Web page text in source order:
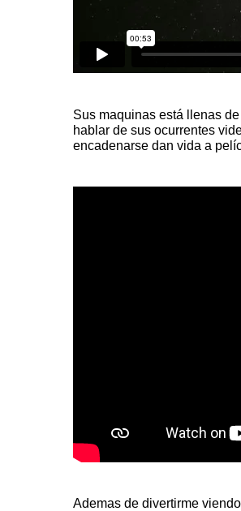
Sus maquinas está llenas
hablar de sus ocurrentes
encadenarse dan vida a
Ademas de divertirme